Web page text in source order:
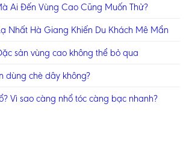
Ai Đến Vùng Cao Cũng Muốn Thử?
Nhất Hà Giang Khiến Du Khách Mê Mẩn
sản vùng cao không thể bỏ qua
dùng chè dây không?
Vì sao càng nhổ tóc càng bạc nhanh?